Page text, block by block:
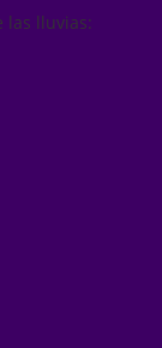
las lluvias: